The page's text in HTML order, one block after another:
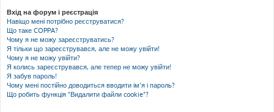
Вхід на форум і реєстрація
Навіщо мені потрібно реєструватися?
Що таке COPPA?
Чому я не можу зареєструватись?
Я тільки що зареєструвався, але не можу увійти!
Чому я не можу увійти?
Я колись зареєструвався, але тепер не можу увійти!
Я забув пароль!
Чому мені постійно доводиться вводити ім’я і пароль?
Що робить функція "Видалити файли cookie"?